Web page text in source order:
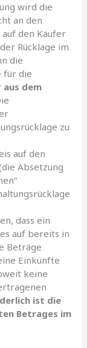
wird die
an den
den Käufer
Rücklage im
die
für die
aus dem
zu
auf den
Absetzung
dass ein
auf bereits in
Beträge
Einkünfte
keine
ist die
Betrages im